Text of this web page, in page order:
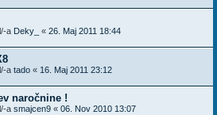
a Deky_ « 26. Maj 2011 18:44
a tado « 16. Maj 2011 23:12
naročnine !
a smajcen9 « 06. Nov 2010 13:07